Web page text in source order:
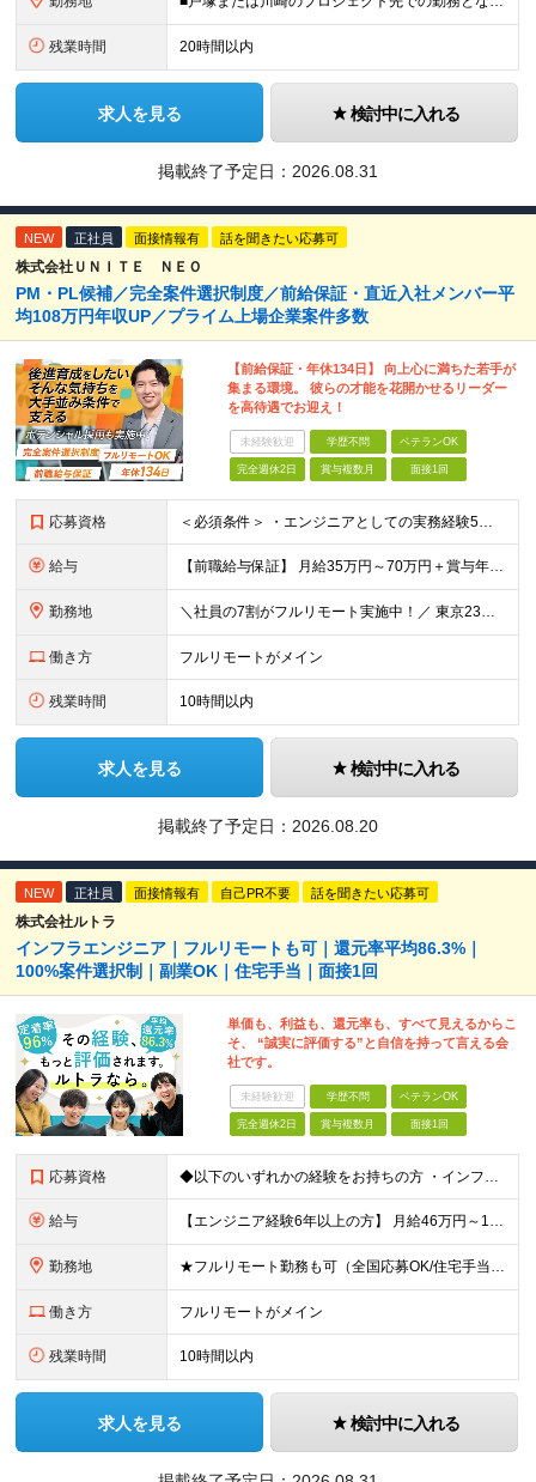
残業時間 20時間以内
求人を見る 検討中に入れる
掲載終了予定日： 2026.08.31
NEW 正社員 面接情報有 話を聞きたい応募可
株式会社ＵＮＩＴＥ ＮＥＯ
PM・PL候補／完全案件選択制度／前給保証・直近入社メンバー平
均108万円年収UP／プライム上場企業案件多数
【前給保証・年休134日】 向上心に満ちた若手が
集まる環境。 彼らの才能を花開かせるリーダー
を高待遇でお迎え！
未経験歓迎 学歴不問 ベテランOK
完全週休2日 賞与複数月 面接1回
応募資格 ＜必須条件＞ ・エンジニアとしての実務経験5年以上 ＜尚可条件＞ ・PM、PL経験 ・後輩指導やチームリーダーなど、何らかのリード経験 ※リーダー未経験の方のご応募も大歓迎です！ポテンシャル採用を
給与 【前職給与保証】 月給35万円～70万円＋賞与年2回＋各種手当 ※前職の給与・スキル・経験を考慮の上、決定いたします。 ※月給には固定残業代（月30時間分／5万円～10万円）を含みます。超過分は別途
勤務地 ＼社員の7割がフルリモート実施中！／ 東京23区内など1都3県を中心としたプロジェクト先での勤務となります。 ※勤務地は希望を考慮します ≪本社≫ 東京都渋谷区恵比寿南1丁目3番7号 隅越ビル5階
働き方 フルリモートがメイン
残業時間 10時間以内
求人を見る 検討中に入れる
掲載終了予定日： 2026.08.20
NEW 正社員 面接情報有 自己PR不要 話を聞きたい応募可
株式会社ルトラ
インフラエンジニア｜フルリモートも可｜還元率平均86.3%｜
100%案件選択制｜副業OK｜住宅手当｜面接1回
単価も、利益も、還元率も、すべて見えるからこ
そ、 “誠実に評価する”と自信を持って言える会
社です。
未経験歓迎 学歴不問 ベテランOK
完全週休2日 賞与複数月 面接1回
応募資格 ◆以下のいずれかの経験をお持ちの方 ・インフラ設計・構築の実務経験（オンプレ/クラウドどちらもOK） ・クラウド環境下での運用保守に関する実務経験 ◆学歴不問 ＜こんな方は特に歓迎します＞ ◎これま
給与 【エンジニア経験6年以上の方】 月給46万円～100万円（固定残業代含む） ※上記月給には月30時間分の固定残業代（月8万7,400円～月19万円）を含む。超過分は全額支給。 【エンジニア経験4年以
勤務地 ★フルリモート勤務も可（全国応募OK/住宅手当を支給します） ※案件によって常駐が必要になる場合があります。 ※希望がない限り、転勤はありません ※U・Iターン歓迎 ★ルトラの社員は全国各地で活躍中
働き方 フルリモートがメイン
残業時間 10時間以内
求人を見る 検討中に入れる